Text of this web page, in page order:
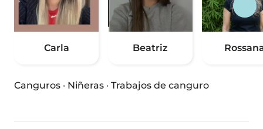
Carla Beatriz
Canguros · Niñeras · Trabajos de canguro